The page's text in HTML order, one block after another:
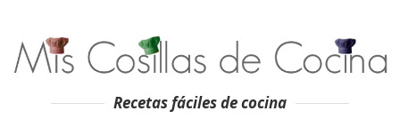
Recetas fáciles de cocina